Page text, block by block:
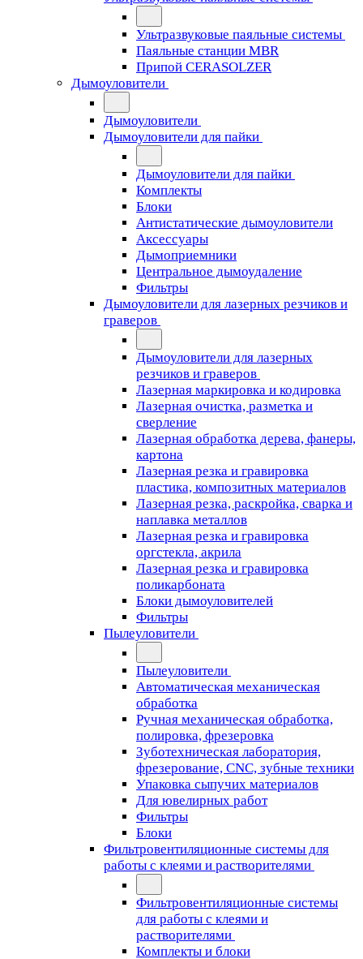
Ультразвуковые паяльные системы
Паяльные станции MBR
Припой CERASOLZER
Дымоуловители
Дымоуловители
Дымоуловители для пайки
Дымоуловители для пайки
Комплекты
Блоки
Антистатические дымоуловители
Аксессуары
Дымоприемники
Центральное дымоудаление
Фильтры
Дымоуловители для лазерных резчиков и
граверов
Дымоуловители для лазерных
резчиков и граверов
Лазерная маркировка и кодировка
Лазерная очистка, разметка и
сверление
Лазерная обработка дерева, фанеры,
картона
Лазерная резка и гравировка
пластика, композитных материалов
Лазерная резка, раскройка, сварка и
наплавка металлов
Лазерная резка и гравировка
оргстекла, акрила
Лазерная резка и гравировка
поликарбоната
Блоки дымоуловителей
Фильтры
Пылеуловители
Пылеуловители
Автоматическая механическая
обработка
Ручная механическая обработка,
полировка, фрезеровка
Зуботехническая лаборатория,
фрезерование, CNC, зубные техники
Упаковка сыпучих материалов
Для ювелирных работ
Фильтры
Блоки
Фильтровентиляционные системы для
работы с клеями и растворителями
Фильтровентиляционные системы
для работы с клеями и
растворителями
Комплекты и блоки